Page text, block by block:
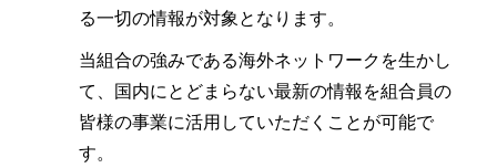
る一切の情報が対象となります。
当組合の強みである海外ネットワークを生かし
て、国内にとどまらない最新の情報を組合員の
皆様の事業に活用していただくことが可能で
す。